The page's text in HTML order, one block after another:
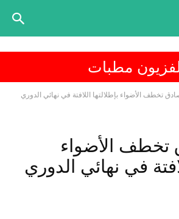
مطبات
تخطف الأضواء بإطلالتها اللافتة في نهائي الدوري
الأضواء
في نهائي الدوري